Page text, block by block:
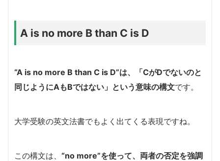
A is no more B than C is D
“A is no more B than C is D”は、「CがDでないのと
同じようにAもBではない」という意味の構文です。
大学受験の英文法書でもよく出てくる表現ですね。
この構文は、 “no more”を使って、両者の否定を強調